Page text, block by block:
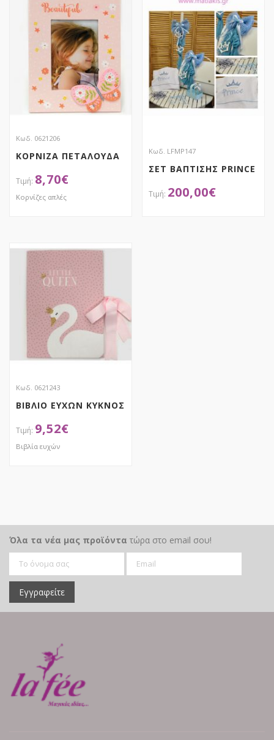
Κωδ. 0621206
ΚΟΡΝΙΖΑ ΠΕΤΑΛΟΥΔΑ
8,70€
Κορνίζες απλές
Κωδ. LFMP147
ΣΕΤ ΒΑΠΤΙΣΗΣ PRINCE
200,00€
Κωδ. 0621243
ΒΙΒΛΙΟ ΕΥΧΩΝ ΚΥΚΝΟΣ
9,52€
Βιβλία ευχών
Όλα τα νέα μας προϊόντα τώρα στο email σου!
Εγγραφείτε